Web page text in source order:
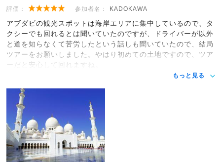
評価： 参加者名： KADOKAWA
アブダビの観光スポットは海岸エリアに集中しているので、タ
クシーでも回れるとは聞いていたのですが、ドライバーが以外
と道を知らなくて苦労したという話しも聞いていたので、結局
ツアーをお願いしました。やはり初めての土地ですので、ツア
ーだと安心して回れますね。
もっと見る